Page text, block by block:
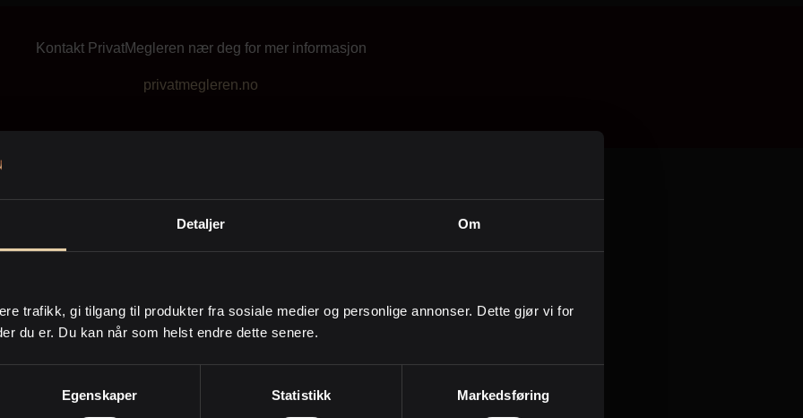
Detaljer Om
trafikk, gi tilgang til produkter fra sosiale medier og personlige annonser. Dette gjør vi for
du er. Du kan når som helst endre dette senere.
Egenskaper Statistikk Markedsføring
Kontakt PrivatMegleren nær deg for mer informasjon
privatmegleren.no
både visning og
Pakking og flytting
lagring mens du er mellom to eiendommer.
Flytteprosessen